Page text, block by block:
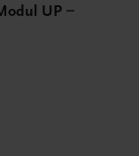
UP –